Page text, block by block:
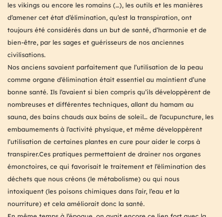
les vikings ou encore les romains (…), les outils et les manières
d’amener cet état d’élimination, qu’est la transpiration, ont
toujours été considérés dans un but de santé, d’harmonie et de
bien-être, par les sages et guérisseurs de nos anciennes
civilisations.
Nos anciens savaient parfaitement que l’utilisation de la peau
comme organe d’élimination était essentiel au maintient d’une
bonne santé. Ils l’avaient si bien compris qu’ils développèrent de
nombreuses et différentes techniques, allant du hamam au
sauna, des bains chauds aux bains de soleil… de l’acupuncture, les
embaumements à l’activité physique, et même développèrent
l’utilisation de certaines plantes en cure pour aider le corps à
transpirer.Ces pratiques permettaient de drainer nos organes
émonctoires, ce qui favorisait le traitement et l’élimination des
déchets que nous créons (le métabolisme) ou qui nous
intoxiquent (les poisons chimiques dans l’air, l’eau et la
nourriture) et cela améliorait donc la santé.